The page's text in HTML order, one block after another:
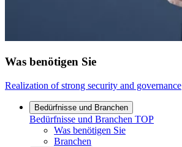
Was benötigen Sie
Realization of strong security and governance
Bedürfnisse und Branchen
Bedürfnisse und Branchen TOP
Was benötigen Sie
Branchen